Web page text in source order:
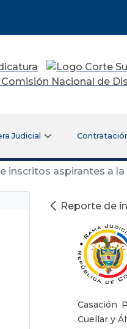
Judicial
inscritos aspirantes a
Reporte de
Casación
Cuellar y